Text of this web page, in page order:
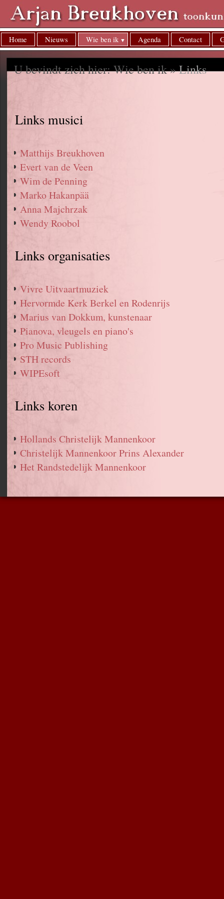
Home Nieuws Wie ben ik Agenda Contact
U bevindt zich hier: Wie ben ik »Links
Links musici
Matthijs Breukhoven
Evert van de Veen
Wim de Penning
Marko Hakanpää
Anna Majchrzak
Wendy Roobol
Links organisaties
Vivre Uitvaartmuziek
Hervormde Kerk Berkel en Rodenrijs
Marius van Dokkum, kunstenaar
Pianova, vleugels en piano's
Pro Music Publishing
STH records
WIPEsoft
Links koren
Hollands Christelijk Mannenkoor
Christelijk Mannenkoor Prins Alexander
Het Randstedelijk Mannenkoor